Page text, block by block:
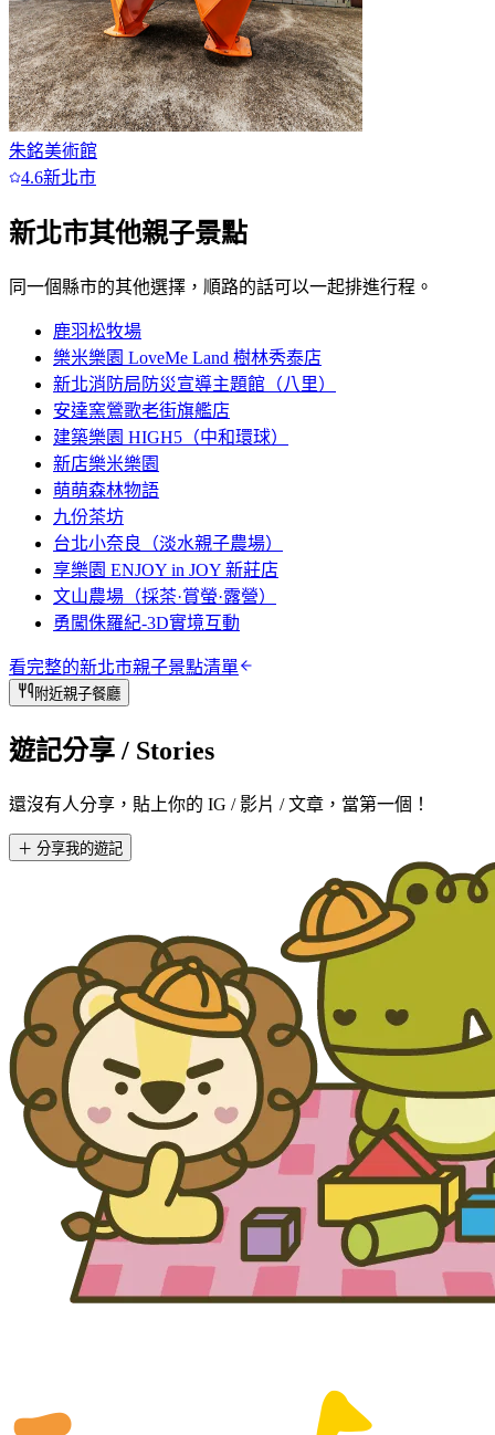
朱銘美術館
4.6新北市
新北市其他親子景點
同一個縣市的其他選擇，順路的話可以一起排進行程。
鹿羽松牧場
樂米樂園 LoveMe Land 樹林秀泰店
新北消防局防災宣導主題館（八里）
安達窯鶯歌老街旗艦店
建築樂園 HIGH5（中和環球）
新店樂米樂園
萌萌森林物語
九份茶坊
台北小奈良（淡水親子農場）
享樂園 ENJOY in JOY 新莊店
文山農場（採茶·賞螢·露營）
勇闖侏羅紀-3D實境互動
看完整的新北市親子景點清單
附近親子餐廳
遊記分享 / Stories
還沒有人分享，貼上你的 IG / 影片 / 文章，當第一個！
＋ 分享我的遊記